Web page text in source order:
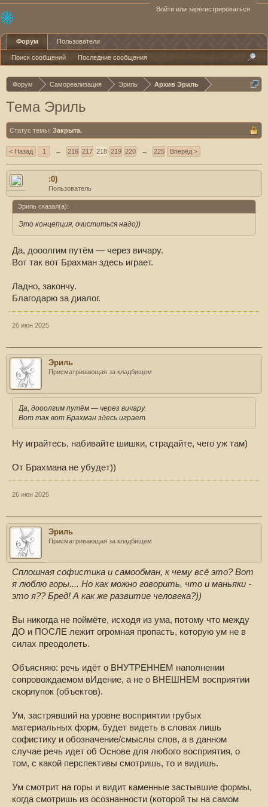
Войти или зарегистрироваться
Форум Самореализация Эриль Архив Эриль
Тема Эриль
Статус темы: Закрыта.
< Назад 1 ← 216 217 218 219 220 → 225 Вперёд >
:0)
Пользователь
Эриль сказал(а): ↑
Это концепция, очиститься надо))
Да, дооолгим путём — через вичару.
Вот так вот Брахман здесь играет.
Ладно, закончу.
Благодарю за диалог.
26 июн 2025
Эриль
Присматривающая за кладбищем
Да, дооолгим путём — через вичару.
Вот так вот Брахман здесь играет.
Ну играйтесь, набивайте шишки, страдайте, чего уж там)
От Брахмана не убудет))
26 июн 2025
Эриль
Присматривающая за кладбищем
Сплошная софистика и самообман, к чему всё это? Вот
я люблю горы.... Но как можно говорить, что и маньяки -
это я?? Бред! А как же развитие человека?))
Вы никогда не поймёте, исходя из ума, потому что между
ДО и ПОСЛЕ лежит огромная пропасть, которую ум не в
силах преодолеть.
Объясняю: речь идёт о ВНУТРЕННЕМ наполнении
сопровождаемом вИдение, а не о ВНЕШНЕМ восприятии
скорлупок (объектов).
Ум, застрявший на уровне восприятии грубых
материальных форм, будет видеть в словах лишь
софистику и обозначение/смыслы слов, а в данном
случае речь идет об Основе для любого восприятия, о
том, с какой перспективы смотришь, то и видишь.
Ум смотрит на горы и видит каменные застывшие формы,
когда смотришь из осознанности (которой ты на самом
Форум
Поиск сообщений Последние сообщения
Пользователи